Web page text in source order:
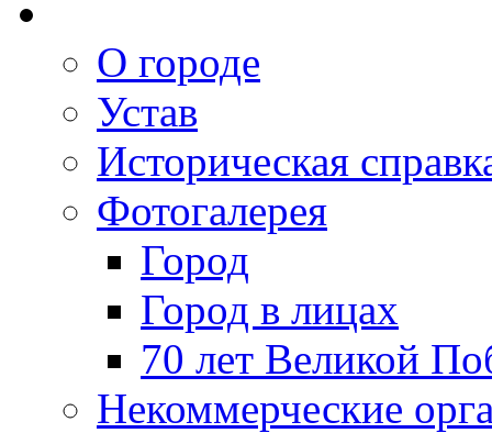
О городе
Устав
Историческая
Фотогалерея
Город
Город в лицах
70 лет Великой
Некоммерческие